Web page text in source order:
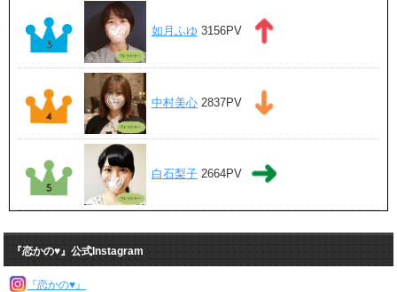
如月ふゆ 3156PV
中村美心2837PV
白石梨子2664PV
『恋かの♥』公式Instagram
『恋かの♥』